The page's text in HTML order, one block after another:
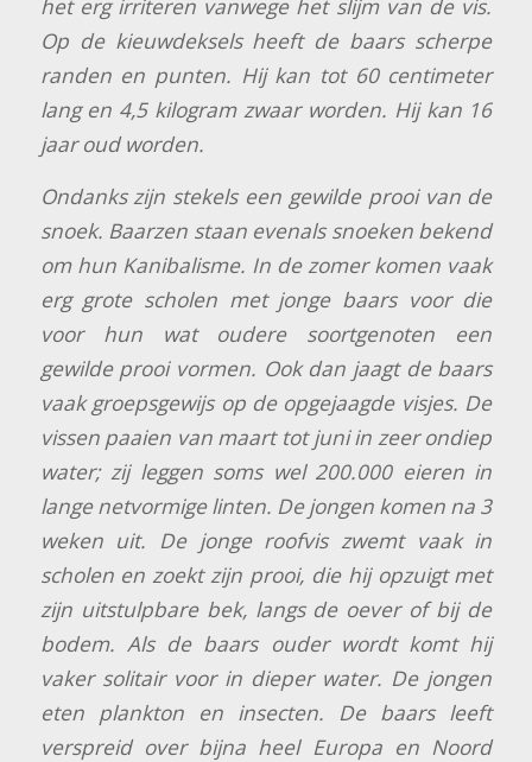
het erg irriteren vanwege het slijm van de vis.
Op de kieuwdeksels heeft de baars scherpe
randen en punten. Hij kan tot 60 centimeter
lang en 4,5 kilogram zwaar worden. Hij kan 16
jaar oud worden.
Ondanks zijn stekels een gewilde prooi van de
snoek. Baarzen staan evenals snoeken bekend
om hun Kanibalisme. In de zomer komen vaak
erg grote scholen met jonge baars voor die
voor hun wat oudere soortgenoten een
gewilde prooi vormen. Ook dan jaagt de baars
vaak groepsgewijs op de opgejaagde visjes. De
vissen paaien van maart tot juni in zeer ondiep
water; zij leggen soms wel 200.000 eieren in
lange netvormige linten. De jongen komen na 3
weken uit. De jonge roofvis zwemt vaak in
scholen en zoekt zijn prooi, die hij opzuigt met
zijn uitstulpbare bek, langs de oever of bij de
bodem. Als de baars ouder wordt komt hij
vaker solitair voor in dieper water. De jongen
eten plankton en insecten. De baars leeft
verspreid over bijna heel Europa en Noord